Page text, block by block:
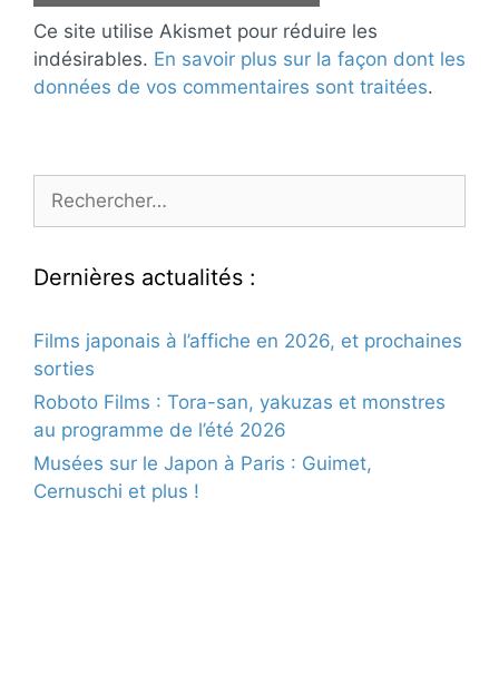
Ce site utilise Akismet pour réduire les
indésirables. En savoir plus sur la façon dont les
données de vos commentaires sont traitées.
Dernières actualités :
Films japonais à l’affiche en 2026, et prochaines
sorties
Roboto Films : Tora-san, yakuzas et monstres
au programme de l’été 2026
Musées sur le Japon à Paris : Guimet,
Cernuschi et plus !